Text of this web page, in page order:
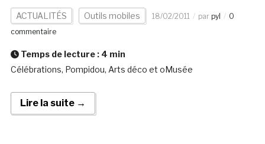
ACTUALITÉS Outils mobiles 18/02/2011 par pyl
0
commentaire
Temps de lecture : 4 min
Célébrations, Pompidou, Arts déco et oMusée
Lire la suite →